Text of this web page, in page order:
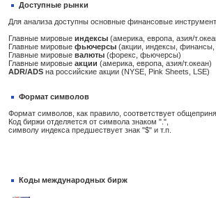
Доступные рынки
Для анализа доступны основные финансовые
Главные мировые индексы (америка, европа, азия/
Главные мировые фьючерсы (акции, индексы, финансы,
Главные мировые валюты (форекс, фьючерсы)
Главные мировые акции (америка, европа, азия/т.океан)
ADR/ADS на российские акции (NYSE, Pink Sheets, LSE)
Формат символов
Формат символов, как правило, соответствует
Код биржи отделяется от символа знаком ".",
символу индекса предшествует знак "$" и т.п.
Коды международных бирж